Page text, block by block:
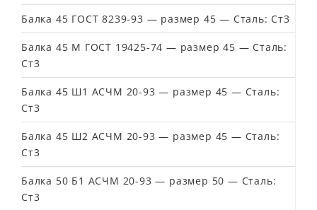
Балка 45 ГОСТ 8239-93 — размер 45 — Сталь: Ст3
Балка 45 М ГОСТ 19425-74 — размер 45 — Сталь:
Ст3
Балка 45 Ш1 АСЧМ 20-93 — размер 45 — Сталь:
Ст3
Балка 45 Ш2 АСЧМ 20-93 — размер 45 — Сталь:
Ст3
Балка 50 Б1 АСЧМ 20-93 — размер 50 — Сталь:
Ст3